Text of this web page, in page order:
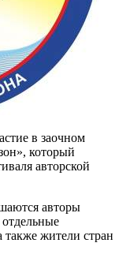
в заочном
который
авторской
авторы
жители стран